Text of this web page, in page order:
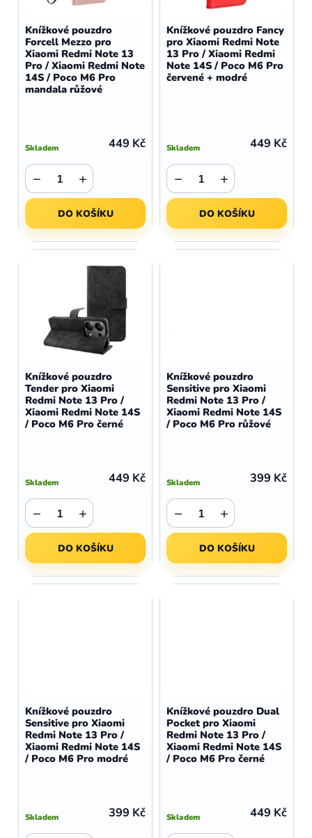
k
o
d
u
k
Knížkové pouzdro
Forcell Mezzo pro
Xiaomi Redmi Note 13
Pro / Xiaomi Redmi Note
14S / Poco M6 Pro
mandala růžové
Skladem 449 Kč
+
−
DO KOŠÍKU
Knížkové pouzdro Fancy
pro Xiaomi Redmi Note
13 Pro / Xiaomi Redmi
Note 14S / Poco M6 Pro
červené + modré
Skladem 449 Kč
+
−
DO KOŠÍKU
Knížkové pouzdro
Tender pro Xiaomi
Redmi Note 13 Pro /
Xiaomi Redmi Note 14S
/ Poco M6 Pro černé
Skladem 449 Kč
+
−
DO KOŠÍKU
Knížkové pouzdro
Sensitive pro Xiaomi
Redmi Note 13 Pro /
Xiaomi Redmi Note 14S
/ Poco M6 Pro růžové
Skladem 399 Kč
+
−
DO KOŠÍKU
Knížkové pouzdro
Sensitive pro Xiaomi
Redmi Note 13 Pro /
Xiaomi Redmi Note 14S
/ Poco M6 Pro modré
Skladem 399 Kč
Knížkové pouzdro Dual
Pocket pro Xiaomi
Redmi Note 13 Pro /
Xiaomi Redmi Note 14S
/ Poco M6 Pro černé
Skladem 449 Kč